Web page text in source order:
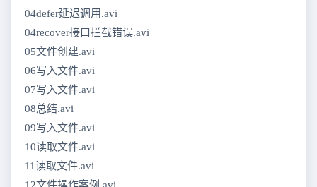
04defer延迟调用.avi
04recover接口拦截错误.avi
05文件创建.avi
06写入文件.avi
07写入文件.avi
08总结.avi
09写入文件.avi
10读取文件.avi
11读取文件.avi
12文件操作案例.avi